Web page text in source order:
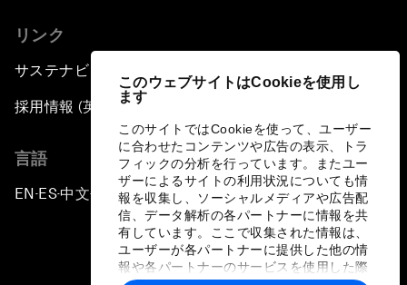
このウェブサイトはCookieを使用し
ます
このサイトではCookieを使って、ユーザー
に合わせたコンテンツや広告の表示、トラ
フィックの分析を行っています。またユー
ザーによるサイトの利用状況についても情
報を収集し、ソーシャルメディアや広告配
信、データ解析の各パートナーに情報を共
有しています。ここで収集された情報は、
ユーザーが各パートナーに提供した他の情
報や各パートナーのサービスを使用した際
リンク
サステナビリティへの取り組み
採用情報 (英語のみ)
言語
EN ▪ES▪中文▪ 日本語